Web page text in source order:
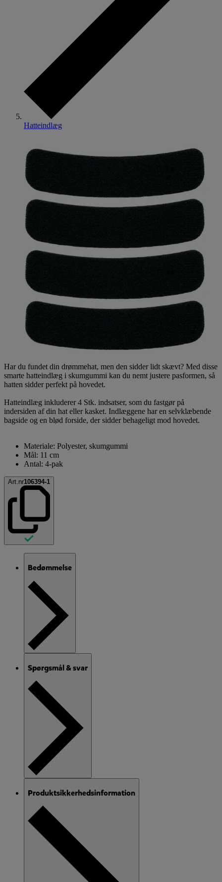
Hatteindlæg
Har du fundet din drømmehat, men den sidder lidt skævt? Med disse
smarte hatteindlæg i skumgummi kan du nemt justere pasformen, så
hatten sidder perfekt på hovedet.
Hatteindlæg inkluderer 4 Stk. indsatser, som du fastgør på
indersiden af din hat eller kasket. Indlæggene har en selvklæbende
bagside og en blød forside, der sidder behageligt mod hovedet.
Materiale: Polyester, skumgummi
Mål: 11 cm
Antal: 4-pak
Art.nr106394-1
Bedømmelse
Spørgsmål & svar
Produktsikkerhedsinformation